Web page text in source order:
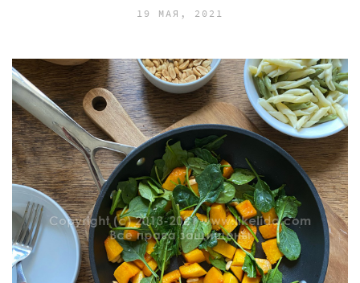
19 МАЯ, 2021